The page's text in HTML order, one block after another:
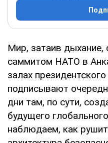
Мир, затаив дыхание,
саммитом НАТО в
залах
подписывают
дни там, по сути,
будущего
наблюдаем, как